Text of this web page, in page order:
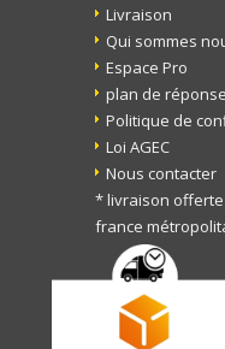
Livraison
Qui sommes
Espace Pro
plan de
Politique de
Loi AGEC
Nous contacter
* livraison offerte
france